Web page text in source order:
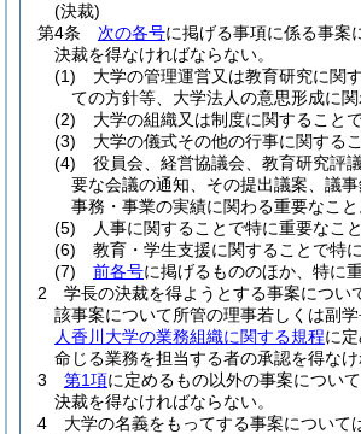
(決裁)
第4条
次の各号に掲げる事項に係る事案
決裁を得なければならない。
(1)
大学の管理運営又は教育研究に関
ての方針等、大学法人の意思形成に関
(2)
大学の組織又は制度に関すること
(3)
大学の儀式その他の行事に関する
(4)
役員会、経営協議会、教育研究評
要な会議の通知、その提出議案、議
事務・事業の実績に関わる重要なこと
(5)
人事に関することで特に重要なこと
(6)
教育・学生支援に関することで特
(7)
前各号に掲げるもののほか、特に
2
学長の決裁を得ようとする事案につい
該事案について所管の理事若しくは副
人香川大学の業務組織に関する規程に
命じる業務を担当する者の承認を得なけ
3
第1項に定めるもの以外の事案につい
決裁を得なければならない。
4
大学の名義をもってする事案について